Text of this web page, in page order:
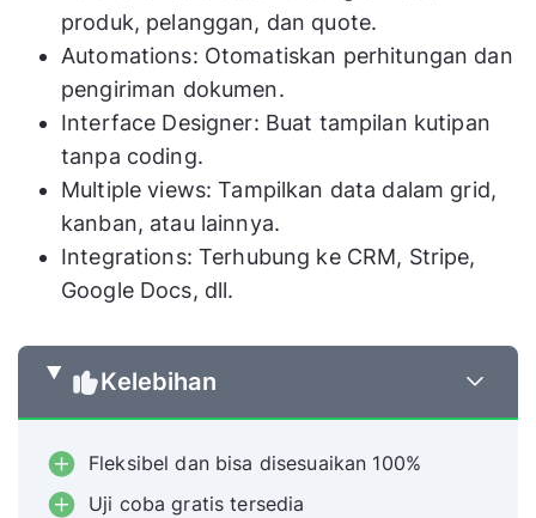
produk, pelanggan, dan quote.
Automations: Otomatiskan perhitungan dan
pengiriman dokumen.
Interface Designer: Buat tampilan kutipan
tanpa coding.
Multiple views: Tampilkan data dalam grid,
kanban, atau lainnya.
Integrations: Terhubung ke CRM, Stripe,
Google Docs, dll.
Kelebihan
Fleksibel dan bisa disesuaikan 100%
Uji coba gratis tersedia